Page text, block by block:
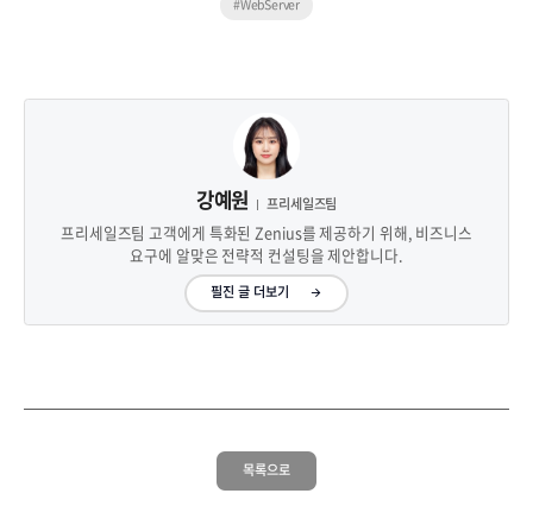
#WebServer
강예원 프리세일즈팀
프리세일즈팀 고객에게 특화된 Zenius를 제공하기 위해, 비즈니스
요구에 알맞은 전략적 컨설팅을 제안합니다.
필진 글 더보기
목록으로